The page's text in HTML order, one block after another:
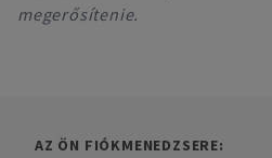
megerősítenie.
AZ ÖN FIÓKMENEDZSERE: